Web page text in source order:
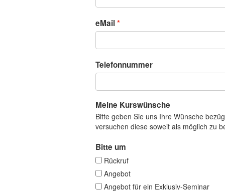
eMail
Telefonnummer
Meine Kurswünsche
Bitte geben Sie uns Ihre Wünsche
versuchen diese soweit als möglich zu
Bitte um
Rückruf
Angebot
Angebot für ein Exklusiv-Seminar